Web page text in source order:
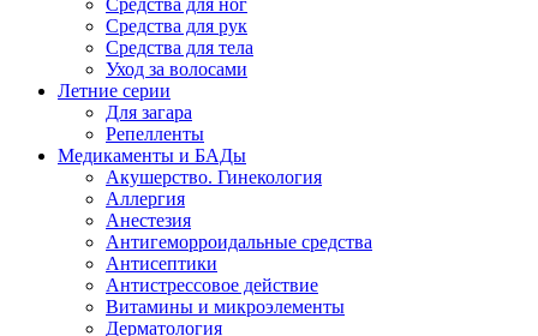
Средства для ног
Средства для рук
Средства для тела
Уход за волосами
Летние серии
Для загара
Репелленты
Медикаменты и БАДы
Акушерство. Гинекология
Аллергия
Анестезия
Антигеморроидальные средства
Антисептики
Антистрессовое действие
Витамины и микроэлементы
Дерматология